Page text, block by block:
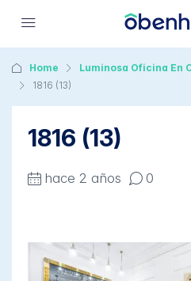
Home
Luminosa Oficina En
1816 (13)
1816 (13)
hace 2 años 0